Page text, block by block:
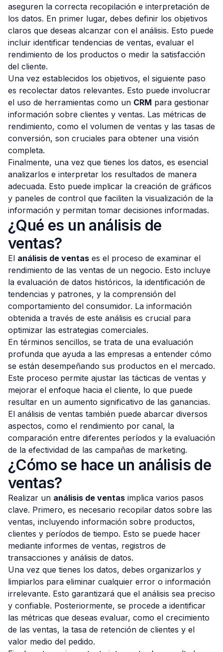
aseguren la correcta recopilación e interpretación de
los datos. En primer lugar, debes definir los objetivos
claros que deseas alcanzar con el análisis. Esto puede
incluir identificar tendencias de ventas, evaluar el
rendimiento de los productos o medir la satisfacción
del cliente.
Una vez establecidos los objetivos, el siguiente paso
es recolectar datos relevantes. Esto puede involucrar
el uso de herramientas como un CRM para gestionar
información sobre clientes y ventas. Las métricas de
rendimiento, como el volumen de ventas y las tasas de
conversión, son cruciales para obtener una visión
completa.
Finalmente, una vez que tienes los datos, es esencial
analizarlos e interpretar los resultados de manera
adecuada. Esto puede implicar la creación de gráficos
y paneles de control que faciliten la visualización de la
información y permitan tomar decisiones informadas.
¿Qué es un análisis de
ventas?
El análisis de ventas es el proceso de examinar el
rendimiento de las ventas de un negocio. Esto incluye
la evaluación de datos históricos, la identificación de
tendencias y patrones, y la comprensión del
comportamiento del consumidor. La información
obtenida a través de este análisis es crucial para
optimizar las estrategias comerciales.
En términos sencillos, se trata de una evaluación
profunda que ayuda a las empresas a entender cómo
se están desempeñando sus productos en el mercado.
Este proceso permite ajustar las tácticas de ventas y
mejorar el enfoque hacia el cliente, lo que puede
resultar en un aumento significativo de las ganancias.
El análisis de ventas también puede abarcar diversos
aspectos, como el rendimiento por canal, la
comparación entre diferentes períodos y la evaluación
de la efectividad de las campañas de marketing.
¿Cómo se hace un análisis de
ventas?
Realizar un análisis de ventas implica varios pasos
clave. Primero, es necesario recopilar datos sobre las
ventas, incluyendo información sobre productos,
clientes y períodos de tiempo. Esto se puede hacer
mediante informes de ventas, registros de
transacciones y análisis de datos.
Una vez que tienes los datos, debes organizarlos y
limpiarlos para eliminar cualquier error o información
irrelevante. Esto garantizará que el análisis sea preciso
y confiable. Posteriormente, se procede a identificar
las métricas que deseas evaluar, como el crecimiento
de las ventas, la tasa de retención de clientes y el
valor medio del pedido.